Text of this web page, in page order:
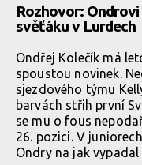
Rozhovor:
svěťáku v Lurdech
Ondřej Kolečík má
spoustou novinek.
sjezdového týmu
barvách střih první
se mu o fous
26. pozici. V
Ondry na jak